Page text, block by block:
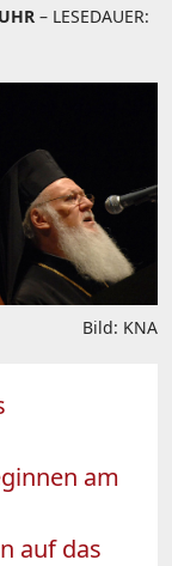
– LESEDAUER:
Bild: KNA
am
auf das